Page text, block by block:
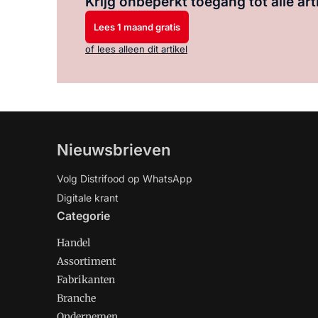
Lees 1 maand gratis
of lees alleen dit artikel
Nieuwsbrieven
Volg Distrifood op WhatsApp
Digitale krant
Categorie
Handel
Assortiment
Fabrikanten
Branche